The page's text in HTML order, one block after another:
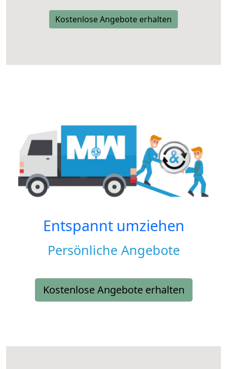
Kostenlose Angebote erhalten
Entspannt umziehen
Persönliche Angebote
Kostenlose Angebote erhalten